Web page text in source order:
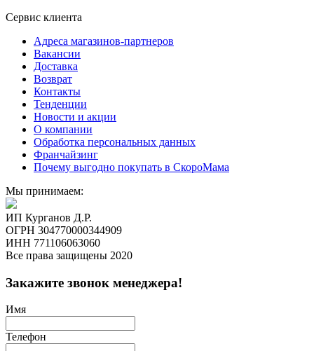
Сервис клиента
Адреса магазинов-партнеров
Вакансии
Доставка
Возврат
Контакты
Тенденции
Новости и акции
О компании
Обработка персональных данных
Франчайзинг
Почему выгодно покупать в СкороМама
Мы принимаем:
ИП Курганов Д.Р.
ОГРН 304770000344909
ИНН 771106063060
Все права защищены 2020
Закажите звонок менеджера!
Имя
Телефон